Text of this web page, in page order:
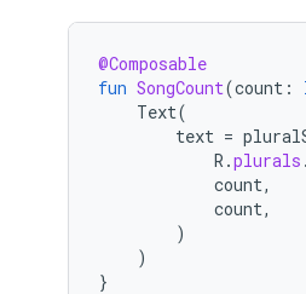
@Composable
fun SongCount(count :
Text(
text =
R .plurals .
count,
count,
)
)
}